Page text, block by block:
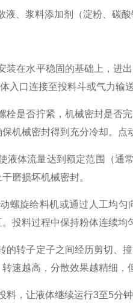
浆料添加剂（淀粉、碳酸
在水平稳固的基础上，进
入口连接至投料斗或气力输
是否拧紧，机械密封是否
机械密封得到充分冷却。点
体流量达到额定范围（通
磨损坏机械密封。
旋给料机或通过人工均匀
投料过程中保持粉体连续均
子定子之间经历剪切、撞
速越高，分散效果越精细，
，让液体继续运行3至5分